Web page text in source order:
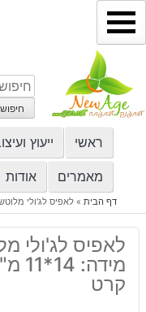
דילוג
לתוכן
חיפוש
עבור:
חיפוש
ראשי ייעוץ
מאמרים אודות
דף הבית» לאפיס לג'ולי מלוטש לשיבוץ
לאפיס לג'ולי
קרט